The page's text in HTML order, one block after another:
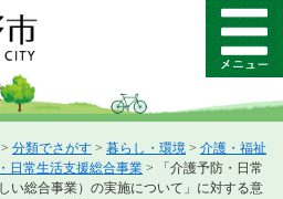
メ
ニ
ー
> 分類でさがす > 暮らし・環境 > 介護・福祉
日常生活支援総合事業 >
「介護予防・日常
い総合事業）の実施について」に対する意